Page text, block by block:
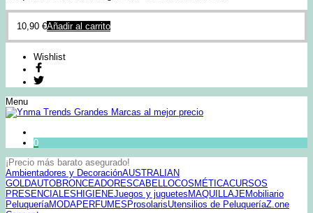
10,90 €Añadir al carrito
Wishlist
Menu
0
¡Precio más barato asegurado!
Ambientadores y DecoraciónAUSTRALIAN
GOLDAUTOBRONCEADORESCABELLOCOSMÉTICACURSOS
PRESENCIALES HIGIENEJuegos y juguetes MAQUILLAJEMobiliario
PeluqueríaMODAPERFUMES ProsolarisUtensilios de PeluqueríaZ.one